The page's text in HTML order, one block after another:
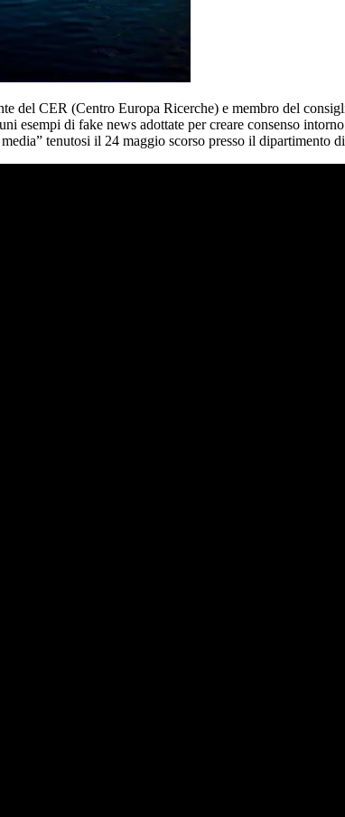
del CER (Centro Europa Ricerche) e membro del
esempi di fake news adottate per creare consenso
tenutosi il 24 maggio scorso presso il dipartimento